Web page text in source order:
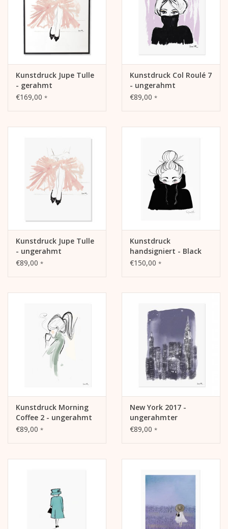
Kunstdruck Jupe Tulle
- gerahmt
€169,00 *
Kunstdruck Col Roulé 7
- ungerahmt
€89,00 *
Kunstdruck Jupe Tulle
- ungerahmt
€89,00 *
Kunstdruck
handsigniert - Black
Hoodie
€150,00 *
Kunstdruck Morning
Coffee 2 - ungerahmt
€89,00 *
New York 2017 -
ungerahmter
Kunstdruck
€89,00 *